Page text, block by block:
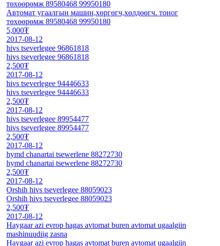
төхөөрөмж 89580468 99950180
Автомат угаалгын машин,хөргөгч,хөлдөөгч. тоног
төхөөрөмж 89580468 99950180
5,000₮
2017-08-12
hivs tseverlegee 96861818
hivs tseverlegee 96861818
2,500₮
2017-08-12
hivs tseverlegee 94446633
hivs tseverlegee 94446633
2,500₮
2017-08-12
hivs tseverlegee 89954477
hivs tseverlegee 89954477
2,500₮
2017-08-12
hymd chanartai tsewerlene 88272730
hymd chanartai tsewerlene 88272730
2,500₮
2017-08-12
Orshih hivs tseverlegee 88059023
Orshih hivs tseverlegee 88059023
2,500₮
2017-08-12
Haygaar azi evrop hagas avtomat buren avtomat ugaalgiin
mashinuudiig zasna
Haygaar azi evrop hagas avtomat buren avtomat ugaalgiin